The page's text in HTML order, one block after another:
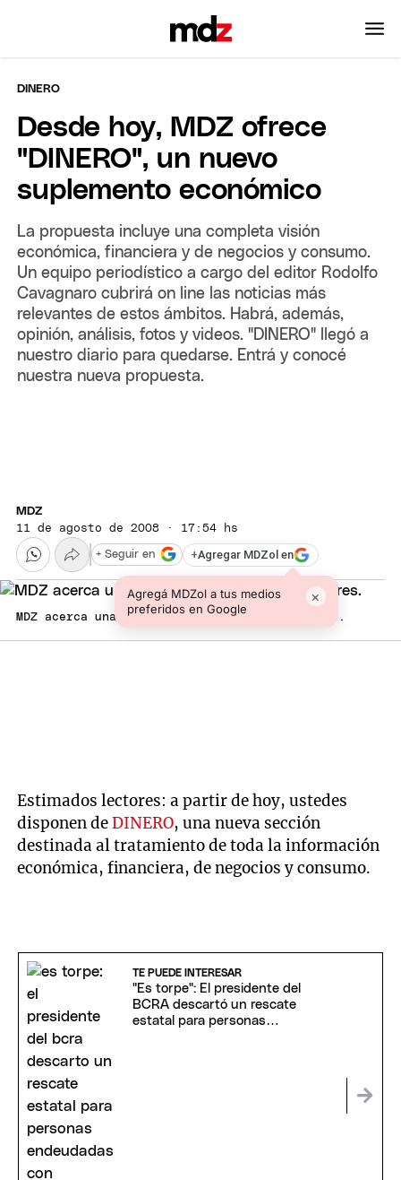
DINERO
Desde hoy, MDZ ofrece
"DINERO", un nuevo
suplemento económico
La propuesta incluye una completa visión
económica, financiera y de negocios y consumo.
Un equipo periodístico a cargo del editor Rodolfo
Cavagnaro cubrirá on line las noticias más
relevantes de estos ámbitos. Habrá, además,
opinión, análisis, fotos y videos. "DINERO" llegó a
nuestro diario para quedarse. Entrá y conocé
nuestra nueva propuesta.
MDZ
11 de agosto de 2008 · 17:54 hs
+Agregar MDZol en
Agregá MDZol a tus medios
preferidos en Google
×
+ Seguir en
MDZ acerca una nueva propuesta a sus lectores.
Estimados lectores: a partir de hoy, ustedes
disponen deDINERO, una nueva sección
destinada al tratamiento de toda la información
económica, financiera, de negocios y consumo.
TE PUEDE INTERESAR
"Es torpe": El presidente del
BCRA descartó un rescate
estatal para personas